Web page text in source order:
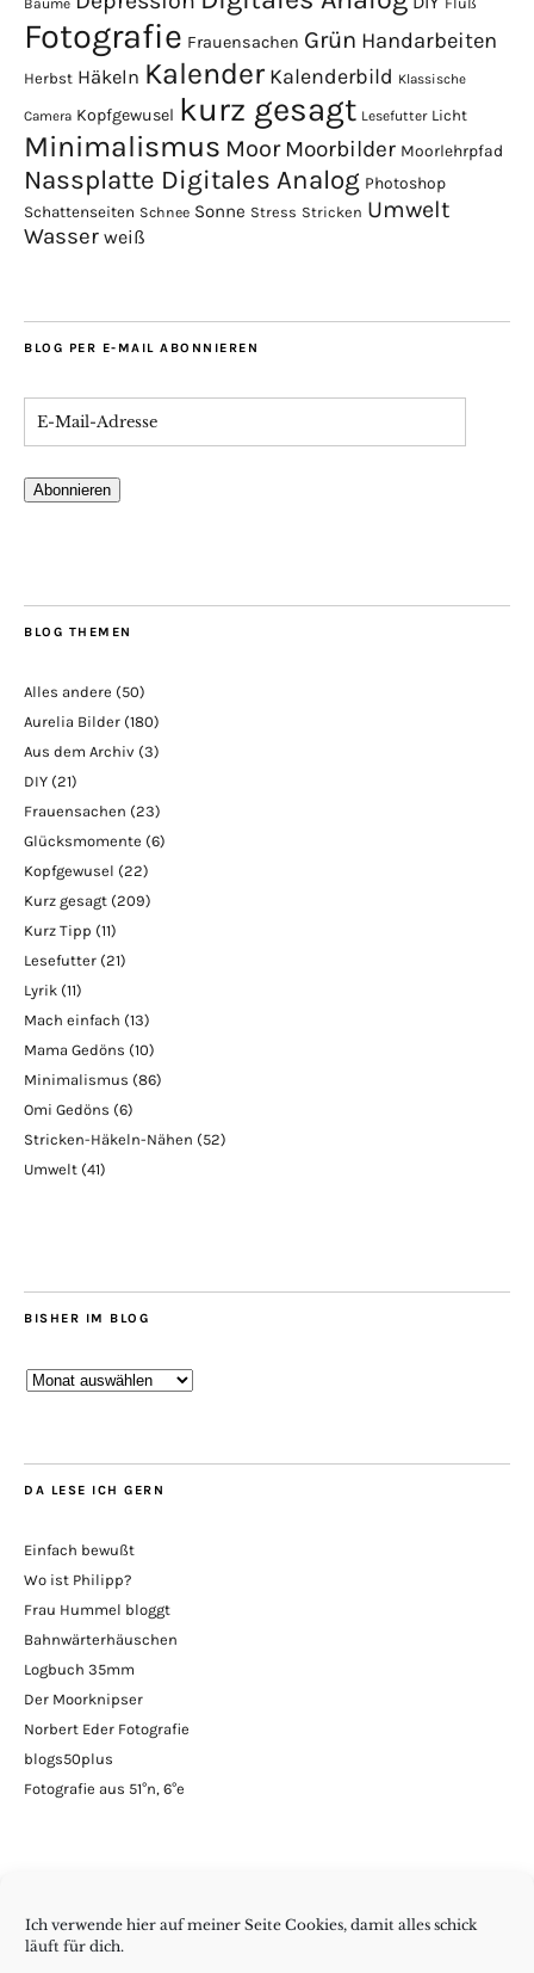
Ich verwende hier auf meiner Seite Cookies, damit alles schick
läuft für dich.
Bäume
Fotografie Frauensachen Grün Handarbeiten
Herbst Häkeln Kalender Kalenderbild Klassische
Camera Kopfgewusel kurz gesagt Lesefutter Licht
Minimalismus Moor Moorbilder Moorlehrpfad
Nassplatte Digitales Analog Photoshop
Schattenseiten Schnee Sonne Stress Stricken Umwelt
Wasser weiß
BLOG PER E-MAIL ABONNIEREN
Abonnieren
BLOG THEMEN
Alles andere (50)
Aurelia Bilder (180)
Aus dem Archiv (3)
DIY (21)
Frauensachen (23)
Glücksmomente (6)
Kopfgewusel (22)
Kurz gesagt (209)
Kurz Tipp (11)
Lesefutter (21)
Lyrik (11)
Mach einfach (13)
Mama Gedöns (10)
Minimalismus (86)
Omi Gedöns (6)
Stricken-Häkeln-Nähen (52)
Umwelt (41)
BISHER IM BLOG
Bisher
DA LESE ICH GERN
Einfach bewußt
Wo ist Philipp?
Frau Hummel bloggt
Bahnwärterhäuschen
Logbuch 35mm
Der Moorknipser
Norbert Eder Fotografie
blogs50plus
Fotografie aus 51°n, 6°e